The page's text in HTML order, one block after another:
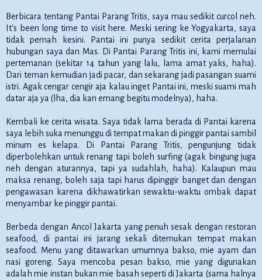
Berbicara tentang Pantai Parang Tritis, saya mau sedikit curcol neh.
It's been long time to visit here. Meski sering ke Yogyakarta, saya
tidak pernah kesini. Pantai ini punya sedikit cerita perjalanan
hubungan saya dan Mas. Di Pantai Parang Tritis ini, kami memulai
pertemanan (sekitar 14 tahun yang lalu, lama amat yaks, haha).
Dari teman kemudian jadi pacar, dan sekarang jadi pasangan suami
istri. Agak cengar cengir aja kalau inget Pantai ini, meski suami mah
datar aja ya (lha, dia kan emang begitu modelnya), haha.
Kembali ke cerita wisata. Saya tidak lama berada di Pantai karena
saya lebih suka menunggu di tempat makan di pinggir pantai sambil
minum es kelapa. Di Pantai Parang Tritis, pengunjung tidak
diperbolehkan untuk renang tapi boleh surfing (agak bingung juga
neh dengan aturannya, tapi ya sudahlah, haha). Kalaupun mau
maksa renang, boleh saja tapi harus dipinggir banget dan dengan
pengawasan karena dikhawatirkan sewaktu-waktu ombak dapat
menyambar ke pinggir pantai.
Berbeda dengan Ancol Jakarta yang penuh sesak dengan restoran
seafood, di pantai ini jarang sekali ditemukan tempat makan
seafood. Menu yang ditawarkan umumnya bakso, mie ayam dan
nasi goreng. Saya mencoba pesan bakso, mie yang digunakan
adalah mie instan bukan mie basah seperti di Jakarta (sama halnya